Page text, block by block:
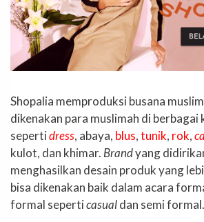
Shopalia memproduksi busana
dikenakan para muslimah di berbagai
sepertidress, abaya, blus,tunik, rok,
kulot, dan khimar. Brandyang
menghasilkan desain produk yang
bisa dikenakan baik dalam acara
formal seperticasualdan semi formal.